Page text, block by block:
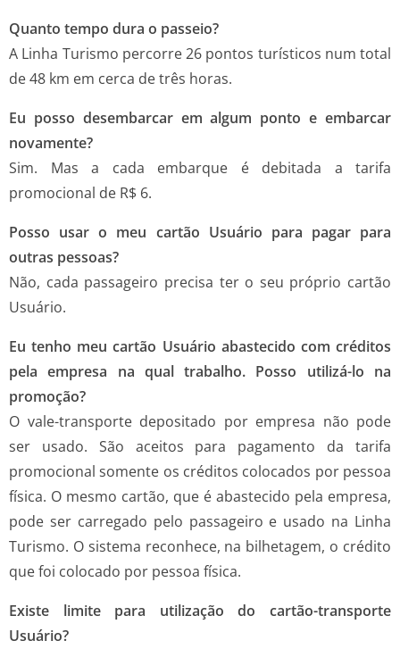
Quanto tempo dura o passeio?
A Linha Turismo percorre 26 pontos turísticos num total
de 48 km em cerca de três horas.
Eu posso desembarcar em algum ponto e embarcar
novamente?
Sim. Mas a cada embarque é debitada a tarifa
promocional de R$ 6.
Posso usar o meu cartão Usuário para pagar para
outras pessoas?
Não, cada passageiro precisa ter o seu próprio cartão
Usuário.
Eu tenho meu cartão Usuário abastecido com créditos
pela empresa na qual trabalho. Posso utilizá-lo na
promoção?
O vale-transporte depositado por empresa não pode
ser usado. São aceitos para pagamento da tarifa
promocional somente os créditos colocados por pessoa
física. O mesmo cartão, que é abastecido pela empresa,
pode ser carregado pelo passageiro e usado na Linha
Turismo. O sistema reconhece, na bilhetagem, o crédito
que foi colocado por pessoa física.
Existe limite para utilização do cartão-transporte
Usuário?